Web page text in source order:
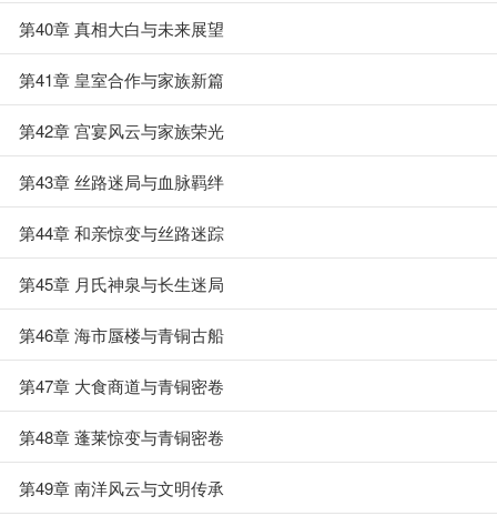
第40章 真相大白与未来展望
第41章 皇室合作与家族新篇
第42章 宫宴风云与家族荣光
第43章 丝路迷局与血脉羁绊
第44章 和亲惊变与丝路迷踪
第45章 月氏神泉与长生迷局
第46章 海市蜃楼与青铜古船
第47章 大食商道与青铜密卷
第48章 蓬莱惊变与青铜密卷
第49章 南洋风云与文明传承